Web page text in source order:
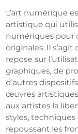
L’art numérique
artistique qui
numériques pour
originales. Il
repose sur
graphiques, de
d’autres
œuvres artistiques
aux artistes la
styles,
repoussant les